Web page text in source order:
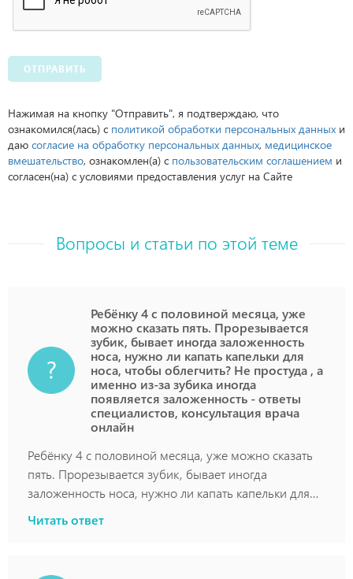
ОТПРАВИТЬ
Нажимая на кнопку "Отправить", я подтверждаю, что
ознакомился(лась) с политикой обработки персональных данных и
даю согласие на обработку персональных данных, медицинское
вмешательство, ознакомлен(а) с пользовательским соглашением и
согласен(на) с условиями предоставления услуг на Сайте
Вопросы и статьи по этой теме
Ребёнку 4 с половиной месяца, уже
можно сказать пять. Прорезывается
зубик, бывает иногда заложенность
носа, нужно ли капать капельки для
носа, чтобы облегчить? Не простуда , а
именно из-за зубика иногда
появляется заложенность - ответы
специалистов, консультация врача
онлайн
Ребёнку 4 с половиной месяца, уже можно сказать
пять. Прорезывается зубик, бывает иногда
заложенность носа, нужно ли капать капельки для
Читать ответ